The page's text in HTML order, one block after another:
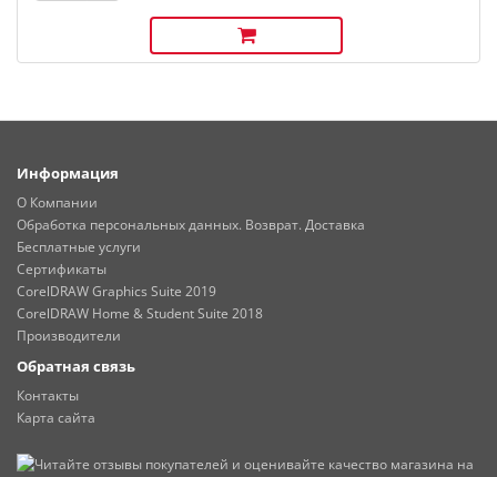
Информация
О Компании
Обработка персональных данных. Возврат. Доставка
Бесплатные услуги
Сертификаты
CorelDRAW Graphics Suite 2019
CorelDRAW Home & Student Suite 2018
Производители
Обратная связь
Контакты
Карта сайта